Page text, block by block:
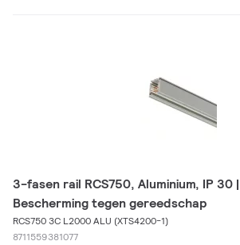
3-fasen rail RCS750, Aluminium, IP 30 |
Bescherming tegen gereedschap
RCS750 3C L2000 ALU (XTS4200-1)
8711559381077